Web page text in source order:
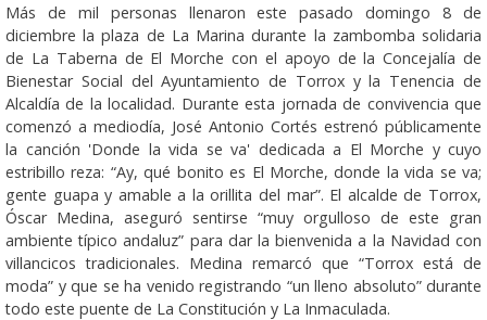
Más de mil personas llenaron este pasado domingo 8 de
diciembre la plaza de La Marina durante la zambomba solidaria
de La Taberna de El Morche con el apoyo de la Concejalía de
Bienestar Social del Ayuntamiento de Torrox y la Tenencia de
Alcaldía de la localidad. Durante esta jornada de convivencia que
comenzó a mediodía, José Antonio Cortés estrenó públicamente
la canción 'Donde la vida se va' dedicada a El Morche y cuyo
estribillo reza: “Ay, qué bonito es El Morche, donde la vida se va;
gente guapa y amable a la orillita del mar”. El alcalde de Torrox,
Óscar Medina, aseguró sentirse “muy orgulloso de este gran
ambiente típico andaluz” para dar la bienvenida a la Navidad con
villancicos tradicionales. Medina remarcó que “Torrox está de
moda” y que se ha venido registrando “un lleno absoluto” durante
todo este puente de La Constitución y La Inmaculada.